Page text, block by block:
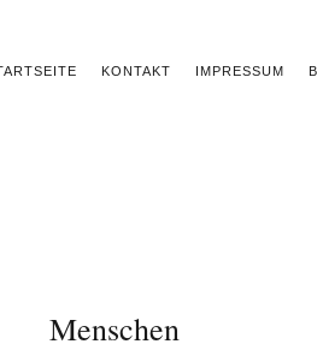
KONTAKT IMPRESSUM
Menschen